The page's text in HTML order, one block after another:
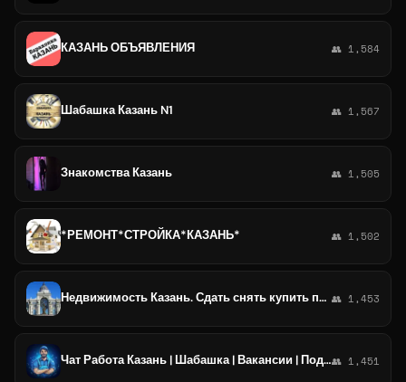
КАЗАНЬ ОБЪЯВЛЕНИЯ 👥 1,584
Шабашка Казань N1 👥 1,567
Знакомства Казань 👥 1,505
*РЕМОНТ*СТРОЙКА*КАЗАНЬ* 👥 1,502
Недвижимость Казань. Сдать снять купить продать квартиру комнату Казань 👥 1,453
Чат Работа Казань | Шабашка | Вакансии | Подработка чат👥 1,451